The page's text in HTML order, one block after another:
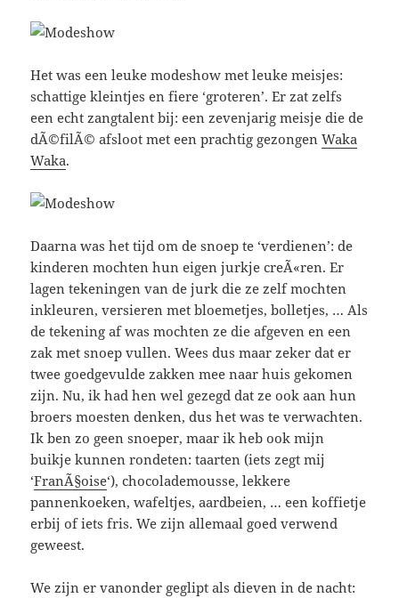
Het was een leuke modeshow met leuke meisjes:
schattige kleintjes en fiere ‘groteren’. Er zat zelfs
een echt zangtalent bij: een zevenjarig meisje die de
dÃ©filÃ© afsloot met een prachtig gezongenWaka
Waka.
Daarna was het tijd om de snoep te ‘verdienen’: de
kinderen mochten hun eigen jurkje creÃ«ren. Er
lagen tekeningen van de jurk die ze zelf mochten
inkleuren, versieren met bloemetjes, bolletjes, … Als
de tekening af was mochten ze die afgeven en een
zak met snoep vullen. Wees dus maar zeker dat er
twee goedgevulde zakken mee naar huis gekomen
zijn. Nu, ik had hen wel gezegd dat ze ook aan hun
broers moesten denken, dus het was te verwachten.
Ik ben zo geen snoeper, maar ik heb ook mijn
buikje kunnen rondeten: taarten (iets zegt mij
‘FranÃ§oise‘), chocolademousse, lekkere
pannenkoeken, wafeltjes, aardbeien, … een koffietje
erbij of iets fris. We zijn allemaal goed verwend
geweest.
We zijn er vanonder geglipt als dieven in de nacht: